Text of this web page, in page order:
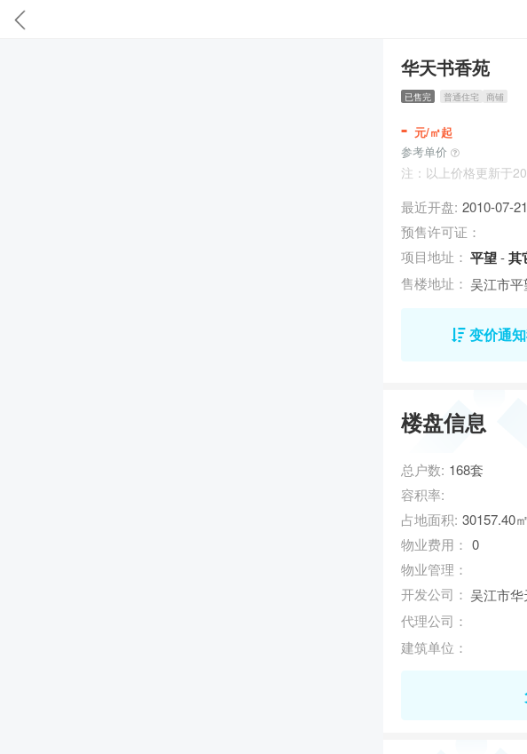
华天书香苑
已售完 普通住宅 商铺
- 元/㎡起
参考单价
注：以上价格更新于
最近开盘: 2010-07-21
预售许可证：
项目地址： 平望-其
售楼地址： 吴江市
变价通
楼盘信息
总户数: 168套
容积率:
占地面积: 30157.40㎡
物业费用： 0
物业管理：
开发公司： 吴江市
代理公司：
建筑单位：